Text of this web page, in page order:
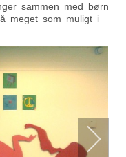
sammen med børn
meget som muligt i